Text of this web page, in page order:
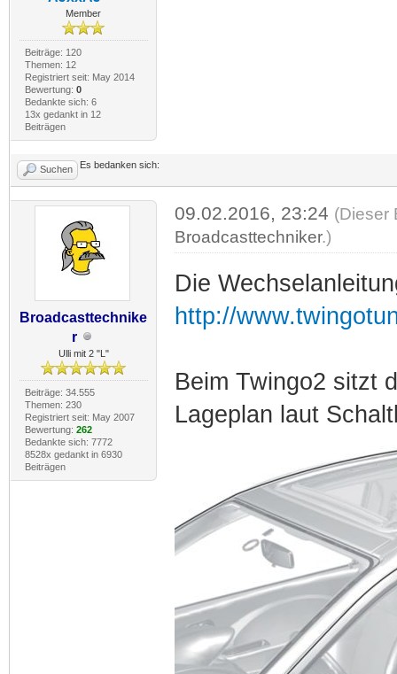
Member
Beiträge: 120
Themen: 12
Registriert seit: May 2014
Bewertung: 0
Bedankte sich: 6
13x gedankt in 12
Beiträgen
Suchen Es bedanken sich:
Broadcasttechnike
r
Ulli mit 2 "L"
Beiträge: 34.555
Themen: 230
Registriert seit: May 2007
Bewertung: 262
Bedankte sich: 7772
8528x gedankt in 6930
Beiträgen
09.02.2016, 23:24 (Dieser
Broadcasttechniker.)
Die
http://
Beim Twingo2 sitzt
Lageplan laut